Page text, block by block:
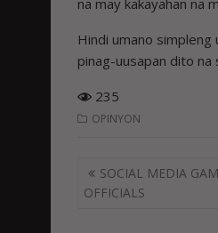
Hindi umano
pinag-uusapan dito
235
OPINYON
Post
navigation
SOCIAL MEDIA
OFFICIALS